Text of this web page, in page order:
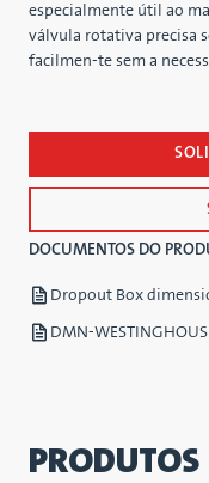
especialmente útil ao
válvula rotativa precisa
facilmen-te sem a
DOCUMENTOS DO
Dropout Box
DMN-